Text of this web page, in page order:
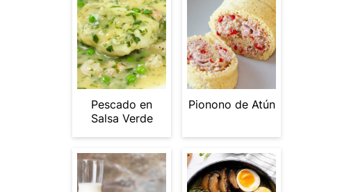
Pescado en
Salsa Verde
Pionono de Atún